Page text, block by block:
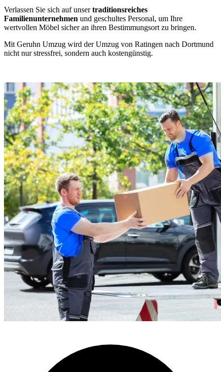
Verlassen Sie sich auf unsertraditionsreiches
Familienunternehmen und geschultes Personal, um Ihre
wertvollen Möbel sicher an ihren Bestimmungsort zu bringen.
Mit Geruhn Umzug wird der Umzug von Ratingen nach Dortmund
nicht nur stressfrei, sondern auch kostengünstig.